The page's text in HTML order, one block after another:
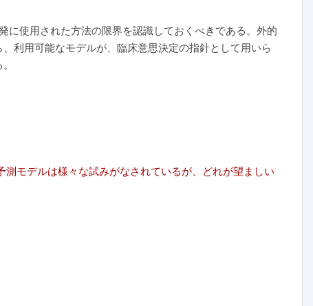
に使用された方法の限界を認識しておくべきである。外的
利用可能なモデルが、臨床意思決定の指針として用いら
モデルは様々な試みがなされているが、どれが望ましい